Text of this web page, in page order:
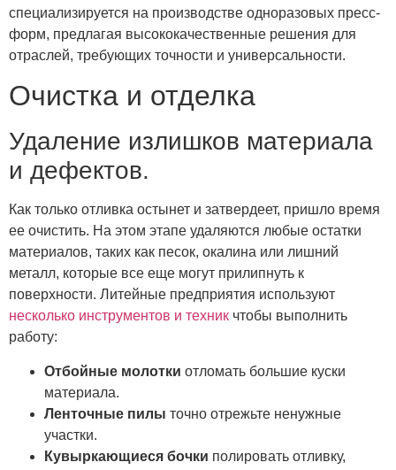
специализируется на производстве одноразовых пресс-
форм, предлагая высококачественные решения для
отраслей, требующих точности и универсальности.
Очистка и отделка
Удаление излишков материала
и дефектов.
Как только отливка остынет и затвердеет, пришло время
ее очистить. На этом этапе удаляются любые остатки
материалов, таких как песок, окалина или лишний
металл, которые все еще могут прилипнуть к
поверхности. Литейные предприятия используют
несколько инструментов и техник чтобы выполнить
работу:
Отбойные молотки отломать большие куски
материала.
Ленточные пилы точно отрежьте ненужные
участки.
Кувыркающиеся бочки полировать отливку,